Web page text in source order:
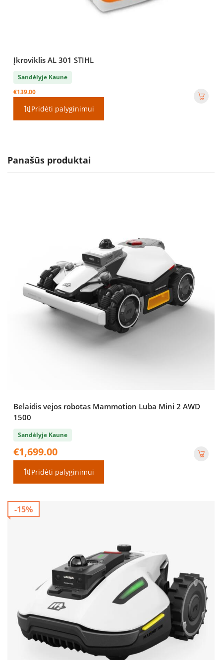
Įkroviklis AL 301 STIHL
Sandėlyje Kaune
€139.00
Pridėti palyginimui
Panašūs produktai
Belaidis vejos robotas Mammotion Luba Mini 2 AWD
1500
Sandėlyje Kaune
€1,699.00
Pridėti palyginimui
-15%